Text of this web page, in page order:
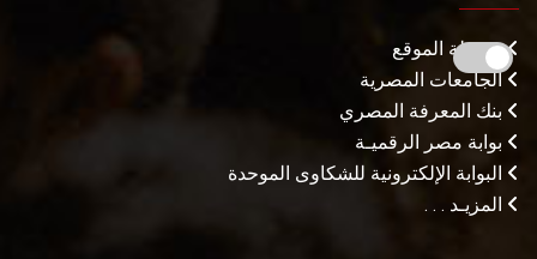
خريطة الموقع
الجامعات المصرية
بنك المعرفة المصري
بوابة مصر الرقميـة
البوابة الإلكترونية للشكاوى الموحدة
المزيـد . . .